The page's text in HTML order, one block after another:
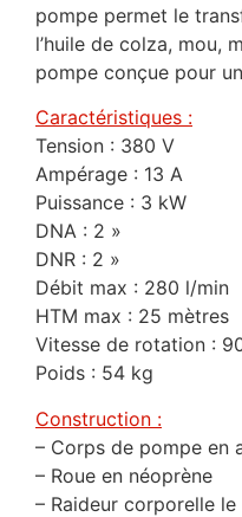
pompe permet le
l’huile de colza, mou,
pompe conçue pour
Caractéristiques :
Tension : 380 V
Ampérage : 13 A
Puissance : 3 kW
DNA : 2 »
DNR : 2 »
Débit max : 280 l/min
HTM max : 25 mètres
Vitesse de rotation :
Poids : 54 kg
Construction :
– Corps de pompe en
– Roue en néoprène
– Raideur corporelle le